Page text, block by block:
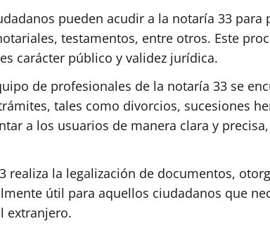
pueden acudir a la notaría 33
testamentos, entre otros. Este
carácter público y validez jurídica.
de profesionales de la notaría 33 se
tales como divorcios, sucesiones
a los usuarios de manera clara y
realiza la legalización de documentos,
útil para aquellos ciudadanos que
extranjero.